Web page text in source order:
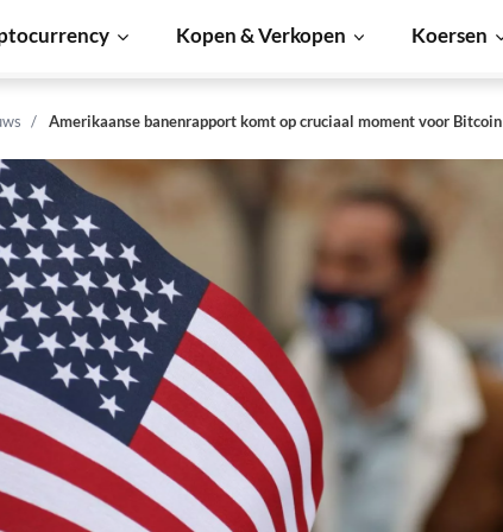
Kopen & Verkopen Koersen
Amerikaanse banenrapport komt op cruciaal moment voor Bitcoin